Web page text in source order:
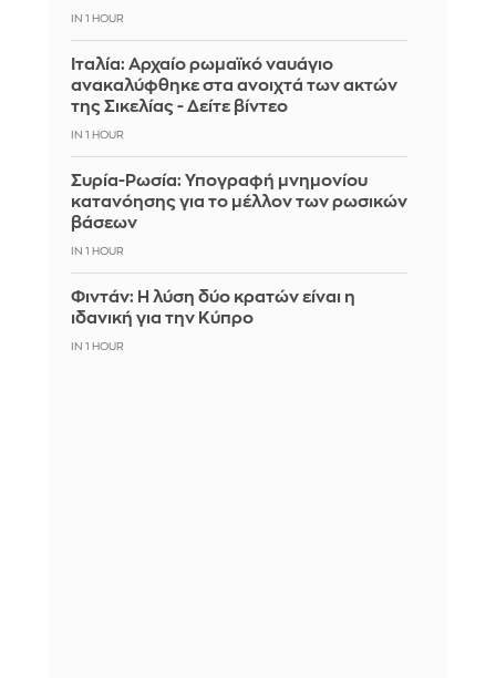
IN 1 HOUR
Ιταλία: Αρχαίο ρωμαϊκό ναυάγιο
ανακαλύφθηκε στα ανοιχτά των ακτών
της Σικελίας - Δείτε βίντεο
IN 1 HOUR
Συρία-Ρωσία: Υπογραφή μνημονίου
κατανόησης για το μέλλον των ρωσικών
βάσεων
IN 1 HOUR
Φιντάν: Η λύση δύο κρατών είναι η
ιδανική για την Κύπρο
IN 1 HOUR